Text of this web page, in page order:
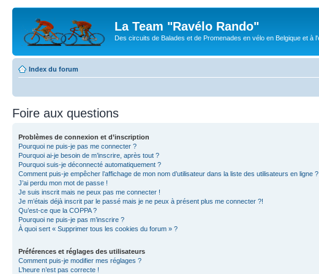
La Team "Ravélo Rando"
Des circuits de Balades et de Promenades en vélo en Belgique et à
Index du forum
Foire aux questions
Problèmes de connexion et d’inscription
Pourquoi ne puis-je pas me connecter ?
Pourquoi ai-je besoin de m’inscrire, après tout ?
Pourquoi suis-je déconnecté automatiquement ?
Comment puis-je empêcher l’affichage de mon nom d’utilisateur dans la liste des utilisateurs en ligne ?
J’ai perdu mon mot de passe !
Je suis inscrit mais ne peux pas me connecter !
Je m’étais déjà inscrit par le passé mais je ne peux à présent plus me connecter ?!
Qu’est-ce que la COPPA ?
Pourquoi ne puis-je pas m’inscrire ?
À quoi sert « Supprimer tous les cookies du forum » ?
Préférences et réglages des utilisateurs
Comment puis-je modifier mes réglages ?
L’heure n’est pas correcte !